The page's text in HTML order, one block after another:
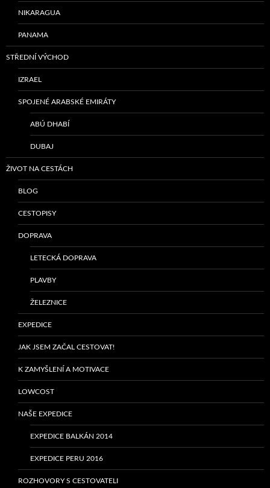
NIKARAGUA
PANAMA
STŘEDNÍ VÝCHOD
IZRAEL
SPOJENÉ ARABSKÉ EMIRÁTY
ABÚ DHABÍ
DUBAJ
ŽIVOT NA CESTÁCH
BLOG
CESTOPISY
DOPRAVA
LETECKÁ DOPRAVA
PLAVBY
ŽELEZNICE
EXPEDICE
JAK JSEM ZAČAL CESTOVAT!
K ZAMYŠLENÍ A MOTIVACE
LOWCOST
NAŠE EXPEDICE
EXPEDICE BALKÁN 2014
EXPEDICE PERU 2016
ROZHOVORY S CESTOVATELI